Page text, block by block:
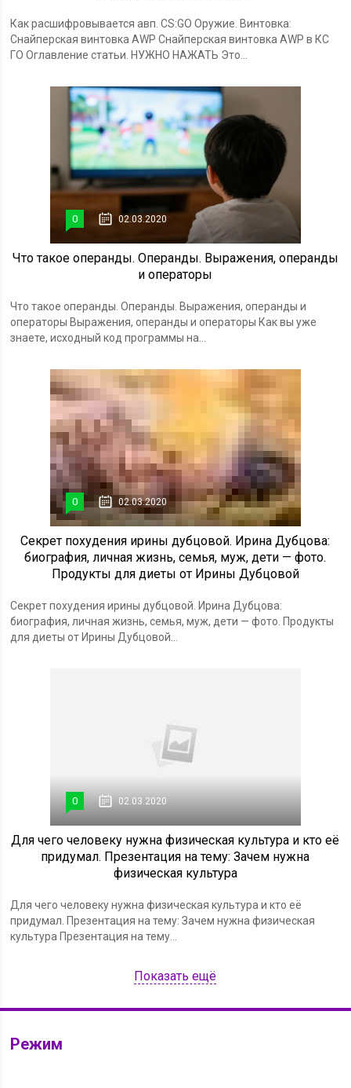
Как расшифровывается авп. CS:GO Оружие. Винтовка:
Снайперская винтовка AWP Снайперская винтовка AWP в КС
ГО Оглавление статьи. НУЖНО НАЖАТЬ Это...
0 02.03.2020
Что такое операнды. Операнды. Выражения, операнды
и операторы
Что такое операнды. Операнды. Выражения, операнды и
операторы Выражения, операнды и операторы Как вы уже
знаете, исходный код программы на...
0 02.03.2020
Секрет похудения ирины дубцовой. Ирина Дубцова:
биография, личная жизнь, семья, муж, дети — фото.
Продукты для диеты от Ирины Дубцовой
Секрет похудения ирины дубцовой. Ирина Дубцова:
биография, личная жизнь, семья, муж, дети — фото. Продукты
для диеты от Ирины Дубцовой...
0 02.03.2020
Для чего человеку нужна физическая культура и кто её
придумал. Презентация на тему: Зачем нужна
физическая культура
Для чего человеку нужна физическая культура и кто её
придумал. Презентация на тему: Зачем нужна физическая
культура Презентация на тему...
Показать ещё
Режим